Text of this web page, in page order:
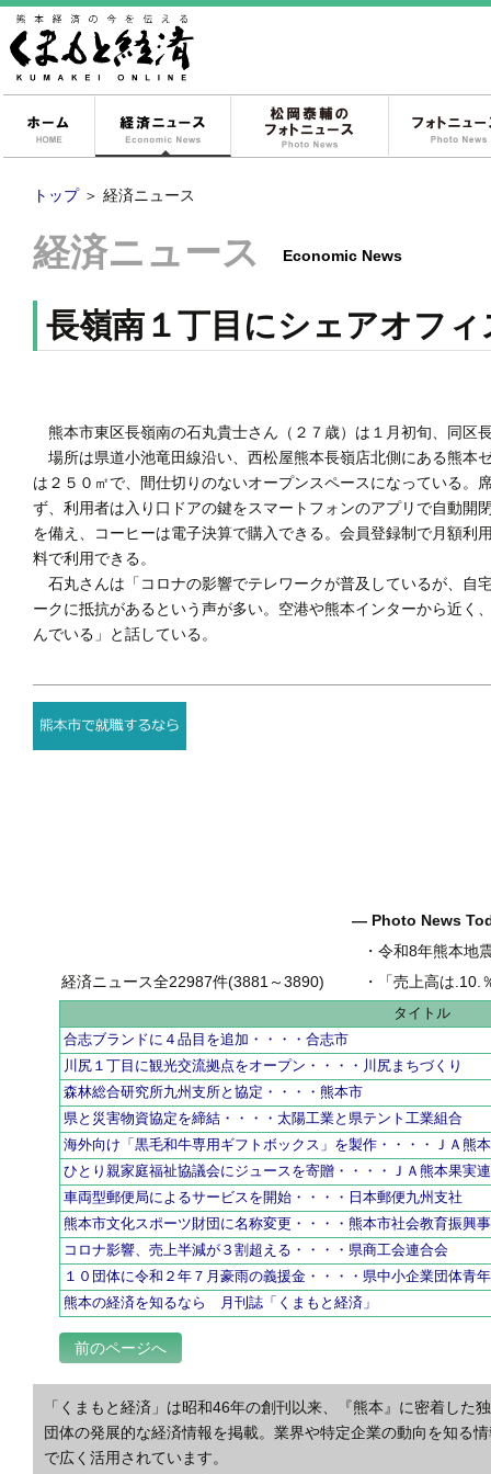
経済ニュース
トップ ＞ 経済ニュース
経済ニュース Economic News
長嶺南１丁目にシェアオフ
熊本市東区長嶺南の石丸貴士さん（２７歳）は１月初旬、同区
場所は県道小池竜田線沿い、西松屋熊本長嶺店北側にある熊本
は２５０㎡で、間仕切りのないオープンスペースになっている
ず、利用者は入り口ドアの鍵をスマートフォンのアプリで自動
を備え、コーヒーは電子決算で購入できる。会員登録制で月額
料で利用できる。
石丸さんは「コロナの影響でテレワークが普及しているが、自
ークに抵抗があるという声が多い。空港や熊本インターから近
んでいる」と話している。
― Photo News
・令和8年熊本地
・
「売上高は.10.％増の
経済ニュース全22987件(3881～3890)
タイトル
合志ブランドに４品目を追加・・・・合志市
川尻１丁目に観光交流拠点をオープン・・・・川尻まちづくり
森林総合研究所九州支所と協定・・・・熊本市
県と災害物資協定を締結・・・・太陽工業と県テント工業組合
海外向け「黒毛和牛専用ギフトボックス」を製作・・・・ＪＡ熊
ひとり親家庭福祉協議会にジュースを寄贈・・・・ＪＡ熊本果実連
車両型郵便局によるサービスを開始・・・・日本郵便九州支社
熊本市文化スポーツ財団に名称変更・・・・熊本市社会教育振興
コロナ影響、売上半減が３割超える・・・・県商工会連合会
１０団体に令和２年７月豪雨の義援金・・・・県中小企業団体青
熊本の経済を知るなら 月刊誌「くまもと経済」
前のページへ
「くまもと経済」は昭和46年の創刊以来、『熊本』に密着し
団体の発展的な経済情報を掲載。業界や特定企業の動向を知る
で広く活用されています。